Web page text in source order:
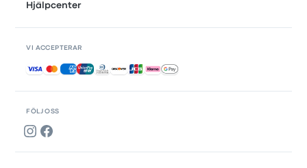
FÖLJ OSS
Hjälpcenter
VI ACCEPTERAR
Accepterade betalningar